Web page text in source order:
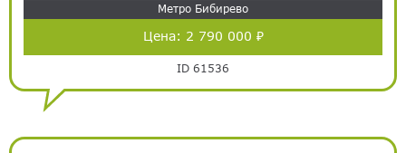
Метро Бибирево
Цена: 2 790 000 ₽
ID 61536